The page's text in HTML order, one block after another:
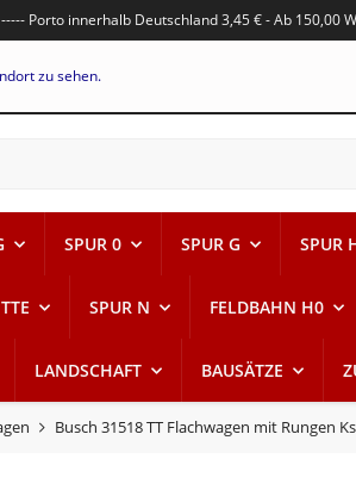
Porto innerhalb Deutschland 3,45 € - Ab 150,00
zu sehen.
SPUR 0 SPUR G SPUR
SPUR N FELDBAHN H0
LANDSCHAFT BAUSÄTZE
Busch 31518 TT Flachwagen mit Rungen